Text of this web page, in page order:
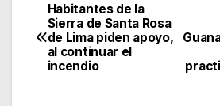
Habitantes de la
Sierra de Santa Rosa
de Lima piden apoyo,
al continuar el
incendio